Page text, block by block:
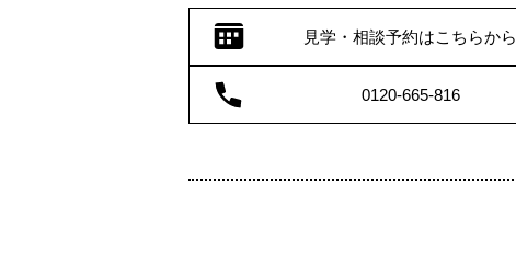
見学・相談予約はこちらから
0120-665-816